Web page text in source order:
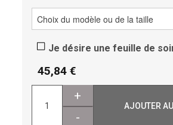
Je désire une feuille de
45,84
+
-
AJOUTER